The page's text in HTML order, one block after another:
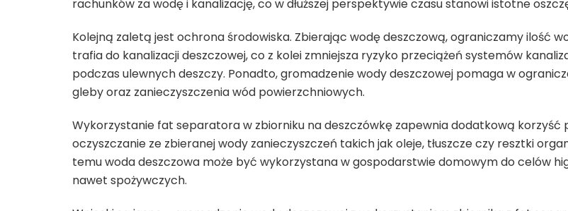
rachunków za wodę i kanalizację, co w dłuższej perspektywie czasu stanowi istotne
Kolejną zaletą jest ochrona środowiska. Zbierając wodę deszczową, ograniczamy ilość
trafia do kanalizacji deszczowej, co z kolei zmniejsza ryzyko przeciążeń systemów
podczas ulewnych deszczy. Ponadto, gromadzenie wody deszczowej pomaga w
gleby oraz zanieczyszczenia wód powierzchniowych.
Wykorzystanie fat separatora w zbiorniku na deszczówkę zapewnia dodatkową korzyść
oczyszczanie ze zbieranej wody zanieczyszczeń takich jak oleje, tłuszcze czy resztki
temu woda deszczowa może być wykorzystana w gospodarstwie domowym do celów
nawet spożywczych.